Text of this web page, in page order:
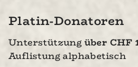
Platin-Donatoren
Unterstützung über CHF
Auflistung alphabetisch